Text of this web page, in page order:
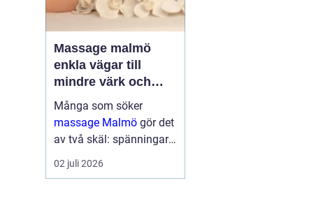
Massage malmö
enkla vägar till
mindre värk och
mer energi
Många som söker
massage Malmö gör det
av två skäl: spänningar
och smärta har blivit för
mycket, eller behovet av
02 juli 2026